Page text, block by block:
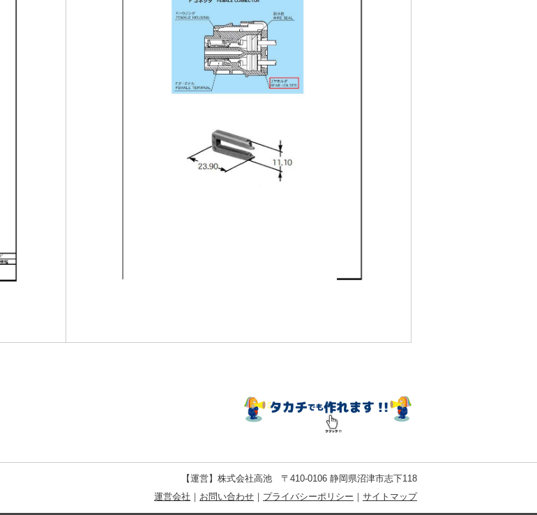
【運営】株式会社高池 〒410-0106 静岡県沼津市志下118
運営会社 ｜ お問い合わせ ｜ プライバシーポリシー ｜ サイトマップ